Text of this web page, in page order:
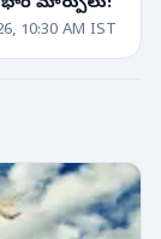
మార్పులు!
10:30 AM IST